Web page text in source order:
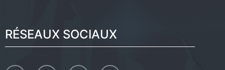
RÉSEAUX SOCIAUX